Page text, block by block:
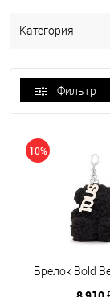
Категория
Фильтр
10%
Брелок Bold